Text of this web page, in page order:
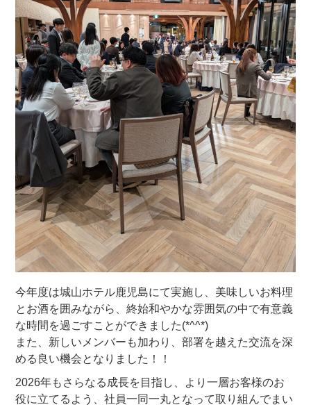
今年度は城山ホテル鹿児島にて実施し、美味しいお料理
とお酒を囲みながら、終始和やかな雰囲気の中で有意義
な時間を過ごすことができました(*^^*)
また、新しいメンバーも加わり、部署を越えた交流を深
める良い機会となりました！！
2026年もさらなる成長を目指し、より一層お客様のお
役に立てるよう、社員一同一丸となって取り組んでまい